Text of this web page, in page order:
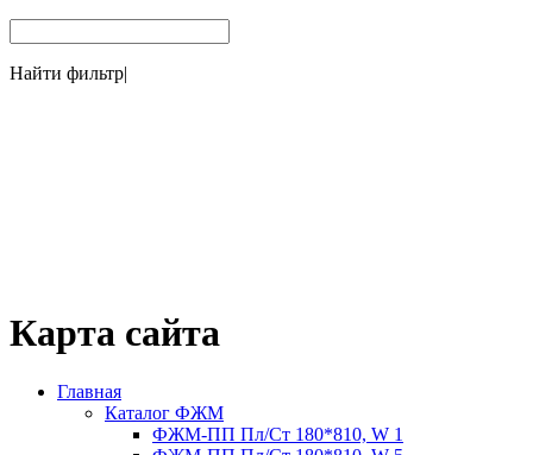
Найти фильтр|
Карта сайта
Главная
Каталог ФЖМ
ФЖМ-ПП Пл/Ст 180*810, W 1